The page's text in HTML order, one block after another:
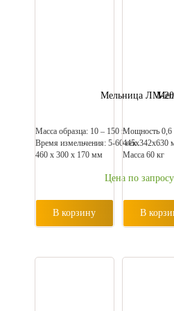
Мельница ЛМ-
Масса образца: 10 – 150 г
Время измельчения: 5-60 сек
460 x 300 x 170 мм
Цена по запросу
В корзину
Мощность 0,6
445х342х630
Масса 60 кг
В